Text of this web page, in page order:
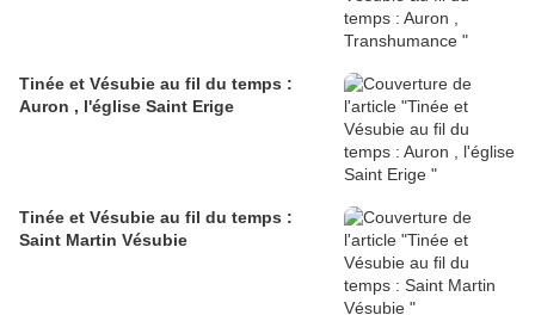
Tinée et Vésubie au fil du temps :
Auron , l'église Saint Erige
Tinée et Vésubie au fil du temps :
Saint Martin Vésubie